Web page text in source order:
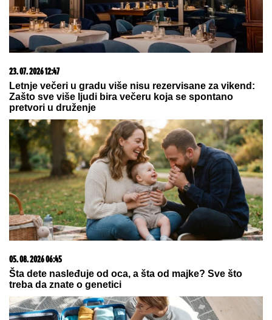
09. 07. 2026 09:20
Komfor po meri klijenata: nova linija paketa ALTA
banke
03. 08. 2026 13:23
Hibrid broj 1 koji osvaja Evropu, sada po specijalnoj
akcijskoj ceni od 19.990€ do 31.8.